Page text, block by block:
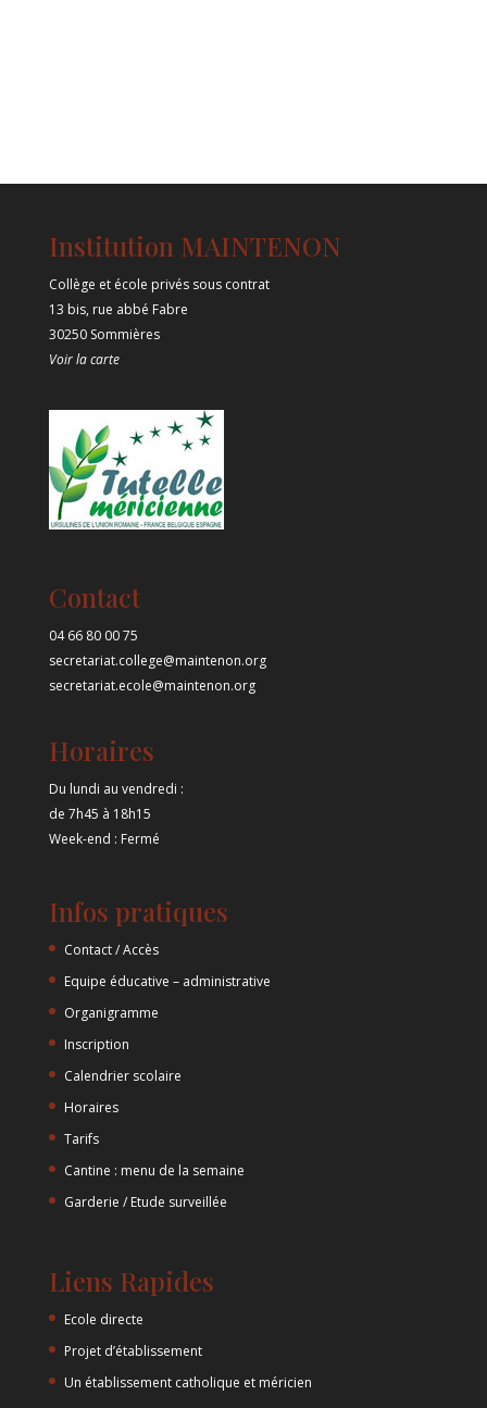
Institution MAINTENON
Collège et école privés sous contrat
13 bis, rue abbé Fabre
30250 Sommières
Voir la carte
Contact
04 66 80 00 75
secretariat.college@maintenon.org
secretariat.ecole@maintenon.org
Horaires
Du lundi au vendredi :
de 7h45 à 18h15
Week-end : Fermé
Infos pratiques
Contact / Accès
Equipe éducative – administrative
Organigramme
Inscription
Calendrier scolaire
Horaires
Tarifs
Cantine : menu de la semaine
Garderie / Etude surveillée
Liens Rapides
Ecole directe
Projet d’établissement
Un établissement catholique et méricien